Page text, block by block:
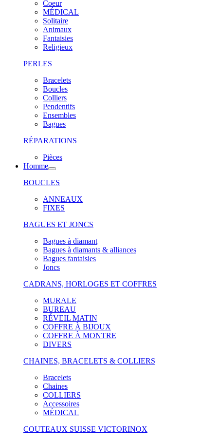
Coeur
MÉDICAL
Solitaire
Animaux
Fantaisies
Religieux
PERLES
Bracelets
Boucles
Colliers
Pendentifs
Ensembles
Bagues
RÉPARATIONS
Pièces
Homme
BOUCLES
ANNEAUX
FIXES
BAGUES ET JONCS
Bagues à diamant
Bagues à diamants & alliances
Bagues fantaisies
Joncs
CADRANS, HORLOGES ET COFFRES
MURALE
BUREAU
RÉVEIL MATIN
COFFRE À BIJOUX
COFFRE À MONTRE
DIVERS
CHAINES, BRACELETS & COLLIERS
Bracelets
Chaines
COLLIERS
Accessoires
MÉDICAL
COUTEAUX SUISSE VICTORINOX